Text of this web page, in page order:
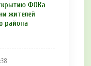
ФОКа
жителей
района